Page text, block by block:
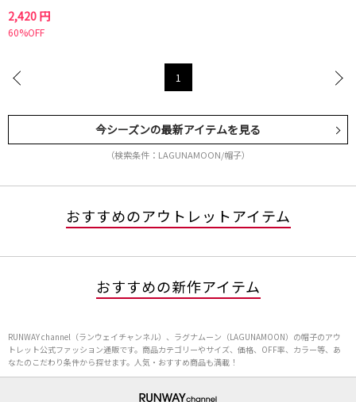
2,420 円
60%OFF
1
今シーズンの最新アイテムを見る
（検索条件：LAGUNAMOON/帽子）
おすすめのアウトレットアイテム
おすすめの新作アイテム
RUNWAY channel（ランウェイチャンネル）、ラグナムーン（LAGUNAMOON）の帽子のアウ
トレット公式ファッション通販です。商品カテゴリーやサイズ、価格、OFF率、カラー等、あ
なたのこだわり条件から探せます。人気・おすすめ商品も満載！